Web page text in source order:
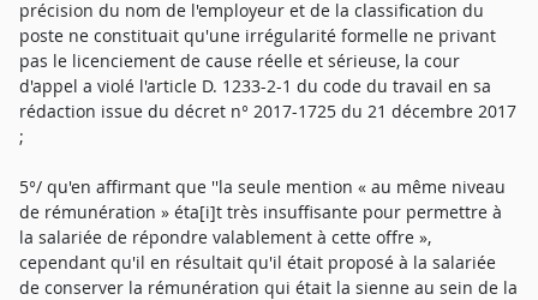
précision du nom de l'employeur et de la classification du
poste ne constituait qu'une irrégularité formelle ne privant
pas le licenciement de cause réelle et sérieuse, la cour
d'appel a violé l'article D. 1233-2-1 du code du travail en sa
rédaction issue du décret n° 2017-1725 du 21 décembre 2017
;
5°/ qu'en affirmant que ''la seule mention « au même niveau
de rémunération » éta[i]t très insuffisante pour permettre à
la salariée de répondre valablement à cette offre »,
cependant qu'il en résultait qu'il était proposé à la salariée
de conserver la rémunération qui était la sienne au sein de la